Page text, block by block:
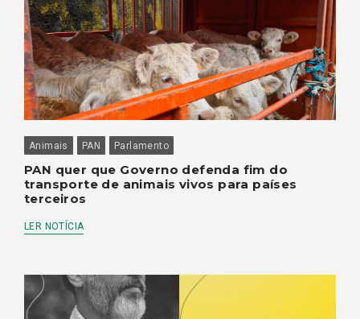
Animais PAN Parlamento
PAN quer que Governo defenda fim do
transporte de animais vivos para países
terceiros
LER NOTÍCIA